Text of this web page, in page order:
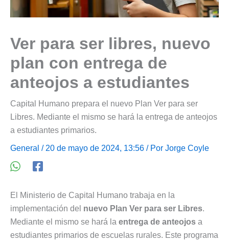
Ver para ser libres, nuevo
plan con entrega de
anteojos a estudiantes
Capital Humano prepara el nuevo Plan Ver para ser
Libres. Mediante el mismo se hará la entrega de anteojos
a estudiantes primarios.
General / 20 de mayo de 2024, 13:56 / Por Jorge Coyle
El Ministerio de Capital Humano trabaja en la
implementación del nuevo Plan Ver para ser Libres.
Mediante el mismo se hará la entrega de anteojos a
estudiantes primarios de escuelas rurales. Este programa